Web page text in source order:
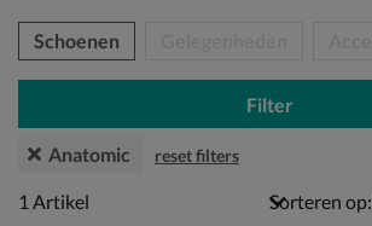
over
Schoenen
Filter
Anatomic reset filters
1 artikel
1 Artikel Sorteren op: